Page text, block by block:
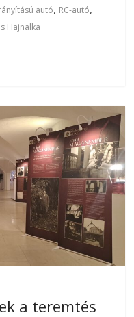
autó, RC-autó,
Hajnalka
a teremtés